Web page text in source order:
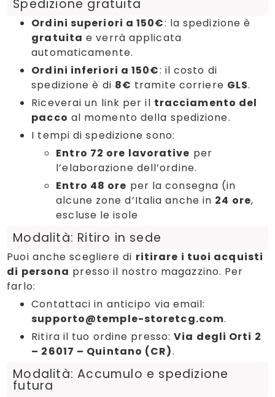
Spedizione gratuita
Ordini superiori a 150€: la spedizione è
gratuita e verrà applicata
automaticamente.
Ordini inferiori a 150€: il costo di
spedizione è di 8€ tramite corriere GLS.
Riceverai un link per il tracciamento del
pacco al momento della spedizione.
I tempi di spedizione sono:
Entro 72 ore lavorative per
l’elaborazione dell’ordine.
Entro 48 ore per la consegna (in
alcune zone d’Italia anche in 24 ore,
escluse le isole
Modalità: Ritiro in sede
Puoi anche scegliere di ritirare i tuoi acquisti
di persona presso il nostro magazzino. Per
farlo:
Contattaci in anticipo via email:
supporto@temple-storetcg.com.
Ritira il tuo ordine presso:Via degli Orti 2
– 26017 – Quintano (CR).
Modalità: Accumulo e spedizione
futura